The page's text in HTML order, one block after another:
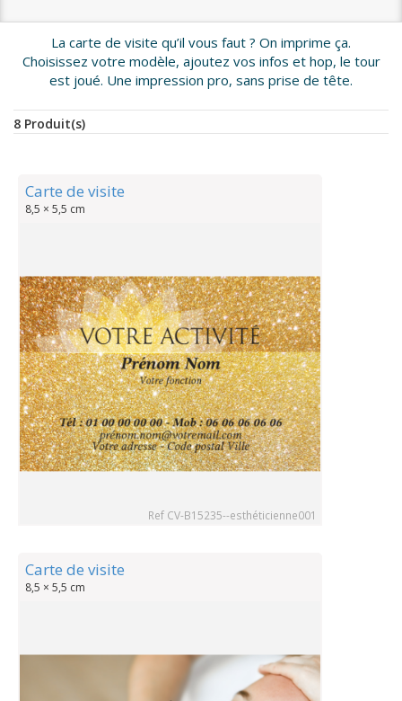
La carte de visite qu’il vous faut ? On imprime ça.
Choisissez votre modèle, ajoutez vos infos et hop, le tour
est joué. Une impression pro, sans prise de tête.
8 Produit(s)
Carte de visite
8,5 × 5,5 cm
Ref CV-B15235--esthéticienne001
Carte de visite
8,5 × 5,5 cm